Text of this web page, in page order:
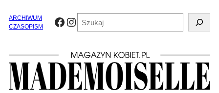
treściARCHIWUM
CZASOPISM
Facebook
Instagram